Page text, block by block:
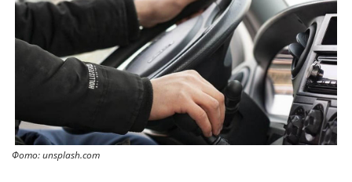
Фото: unsplash.com